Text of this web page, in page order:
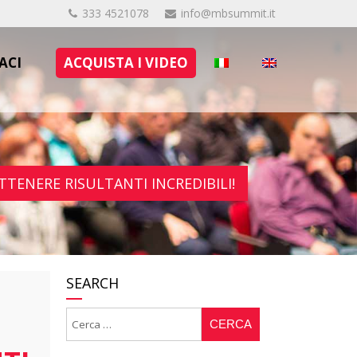
333 4521078 info@mbsummit.it
ACQUISTA I VIDEO
RISULTANTI INCREDIBILI!
SEARCH